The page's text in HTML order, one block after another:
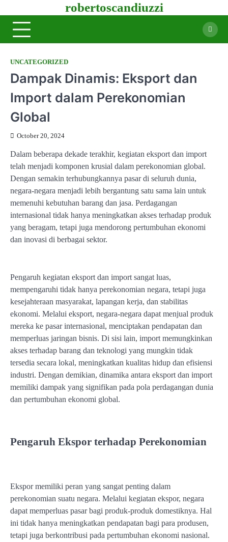
to
content
robertoscandiuzzi
UNCATEGORIZED
Dampak Dinamis: Eksport dan
Import dalam Perekonomian
Global
October 20, 2024
Dalam beberapa dekade terakhir, kegiatan eksport dan import
telah menjadi komponen krusial dalam perekonomian global.
Dengan semakin terhubungkannya pasar di seluruh dunia,
negara-negara menjadi lebih bergantung satu sama lain untuk
memenuhi kebutuhan barang dan jasa. Perdagangan
internasional tidak hanya meningkatkan akses terhadap produk
yang beragam, tetapi juga mendorong pertumbuhan ekonomi
dan inovasi di berbagai sektor.
Pengaruh kegiatan eksport dan import sangat luas,
mempengaruhi tidak hanya perekonomian negara, tetapi juga
kesejahteraan masyarakat, lapangan kerja, dan stabilitas
ekonomi. Melalui eksport, negara-negara dapat menjual produk
mereka ke pasar internasional, menciptakan pendapatan dan
memperluas jaringan bisnis. Di sisi lain, import memungkinkan
akses terhadap barang dan teknologi yang mungkin tidak
tersedia secara lokal, meningkatkan kualitas hidup dan efisiensi
industri. Dengan demikian, dinamika antara eksport dan import
memiliki dampak yang signifikan pada pola perdagangan dunia
dan pertumbuhan ekonomi global.
Pengaruh Ekspor terhadap Perekonomian
Ekspor memiliki peran yang sangat penting dalam
perekonomian suatu negara. Melalui kegiatan ekspor, negara
dapat memperluas pasar bagi produk-produk domestiknya. Hal
ini tidak hanya meningkatkan pendapatan bagi para produsen,
tetapi juga berkontribusi pada pertumbuhan ekonomi nasional.